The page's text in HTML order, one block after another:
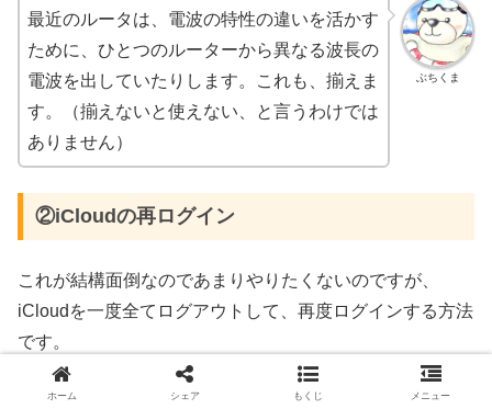
ぶちくま
最近のルータは、電波の特性の違いを活かす
ために、ひとつのルーターから異なる波長の
電波を出していたりします。これも、揃えま
す。（揃えないと使えない、と言うわけでは
ありません）
②iCloudの再ログイン
これが結構面倒なのであまりやりたくないのですが、
iCloudを一度全てログアウトして、再度ログインする方法
です。
なんのエラーなのか、たとえ全ての端末で同じiCloudアカ
ホーム シェア もくじ メニュー